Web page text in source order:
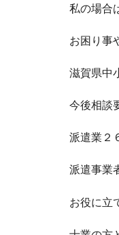
私の場合
お困り事
滋賀県中
今後相談
派遣業２
派遣事業
お役に立